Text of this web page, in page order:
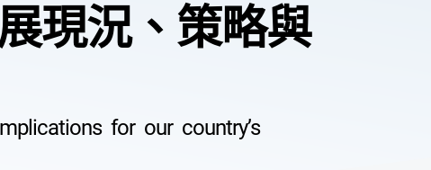
現況、策略與
for our country’s